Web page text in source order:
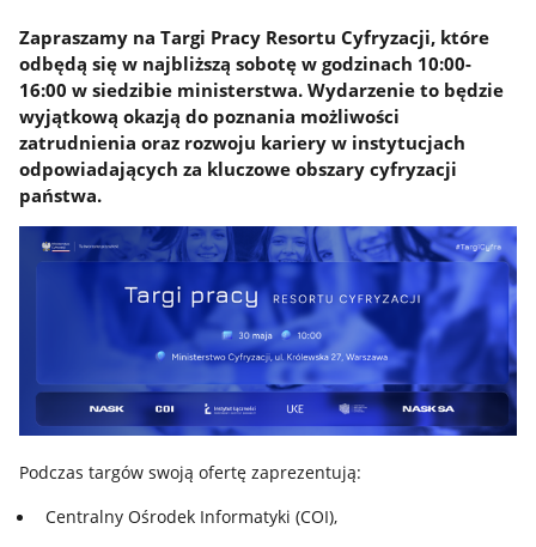
Zapraszamy na Targi Pracy Resortu Cyfryzacji, które
odbędą się w najbliższą sobotę w godzinach 10:00-
16:00 w siedzibie ministerstwa. Wydarzenie to będzie
wyjątkową okazją do poznania możliwości
zatrudnienia oraz rozwoju kariery w instytucjach
odpowiadających za kluczowe obszary cyfryzacji
państwa.
Podczas targów swoją ofertę zaprezentują:
Centralny Ośrodek Informatyki (COI),